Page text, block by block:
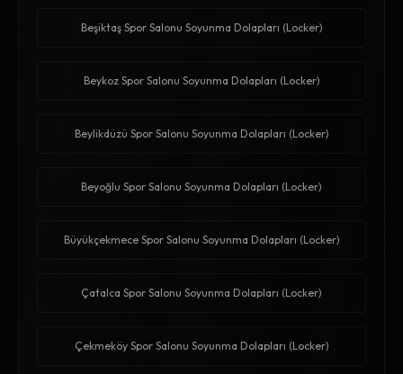
Beşiktaş Spor Salonu Soyunma Dolapları (Locker)
Beykoz Spor Salonu Soyunma Dolapları (Locker)
Beylikdüzü Spor Salonu Soyunma Dolapları (Locker)
Beyoğlu Spor Salonu Soyunma Dolapları (Locker)
Büyükçekmece Spor Salonu Soyunma Dolapları (Locker)
Çatalca Spor Salonu Soyunma Dolapları (Locker)
Çekmeköy Spor Salonu Soyunma Dolapları (Locker)